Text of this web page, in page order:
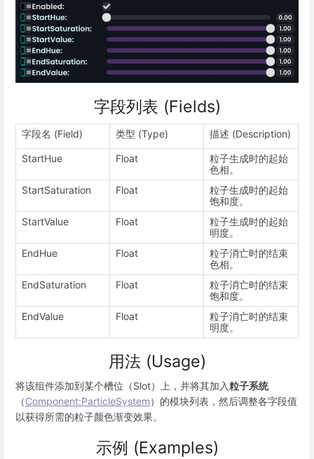
字段列表 (Fields)
字段名 (Field) 类型 (Type) 描述 (Description)
StartHue Float
粒子生成时的起始
色相。
StartSaturation
Float
粒子生成时的起始
饱和度。
StartValue
Float
粒子生成时的起始
明度。
EndHue
Float
粒子消亡时的结束
色相。
EndSaturation
Float
粒子消亡时的结束
饱和度。
EndValue
Float
粒子消亡时的结束
明度。
用法 (Usage)
将该组件添加到某个槽位（Slot）上，并将其加入粒子系统
（Component:ParticleSystem）的模块列表，然后调整各字段值
以获得所需的粒子颜色渐变效果。
示例 (Examples)